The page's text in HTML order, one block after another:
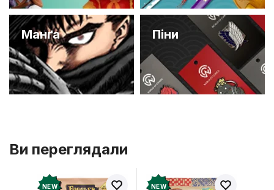
Манґа Піни
Ви переглядали
NEW NEW